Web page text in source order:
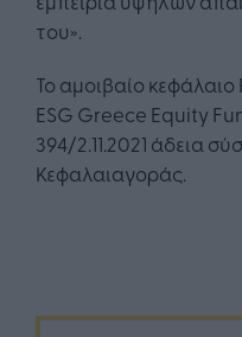
του».
Το αμοιβαίο
ESG Greece Equity
394/2.11.2021 άδεια
Κεφαλαιαγοράς.